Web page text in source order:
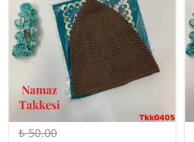
%20 İndirim
₺ 50.00